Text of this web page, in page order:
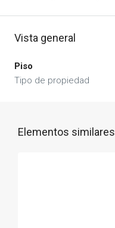
Vista general
Piso
Tipo de propiedad
Elementos similares